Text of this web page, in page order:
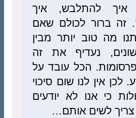
איך להתלבש, איך
זה ברור לכולם שאם
מה טוב יותר מבין
נעדיף את זה
הכל עובד על
לכן אין לנו שום סיכוי
כי אנו לא יודעים
צריך לשים אותם…